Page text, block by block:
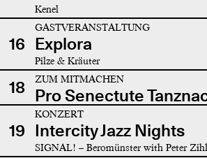
Kenel
16
GASTVERANSTALTUNG
Explora
Pilze & Kräuter
18 ZUM MITMACHEN
Pro Senectute
19
KONZERT
Intercity Jazz Nights
SIGNAL! – Beromünster with Peter